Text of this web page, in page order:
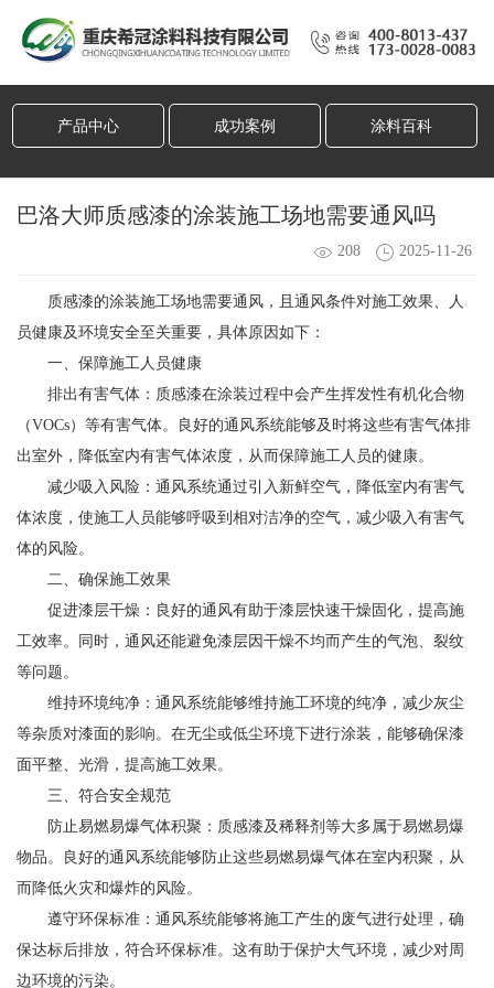
产品中心 成功案例 涂料百科
巴洛大师质感漆的涂装施工场地需要通风吗
208 2025-11-26
质感漆的涂装施工场地需要通风，且通风条件对施工效果、人
员健康及环境安全至关重要，具体原因如下：
一、保障施工人员健康
排出有害气体：质感漆在涂装过程中会产生挥发性有机化合物
（VOCs）等有害气体。良好的通风系统能够及时将这些有害气体排
出室外，降低室内有害气体浓度，从而保障施工人员的健康。
减少吸入风险：通风系统通过引入新鲜空气，降低室内有害气
体浓度，使施工人员能够呼吸到相对洁净的空气，减少吸入有害气
体的风险。
二、确保施工效果
促进漆层干燥：良好的通风有助于漆层快速干燥固化，提高施
工效率。同时，通风还能避免漆层因干燥不均而产生的气泡、裂纹
等问题。
维持环境纯净：通风系统能够维持施工环境的纯净，减少灰尘
等杂质对漆面的影响。在无尘或低尘环境下进行涂装，能够确保漆
面平整、光滑，提高施工效果。
三、符合安全规范
防止易燃易爆气体积聚：质感漆及稀释剂等大多属于易燃易爆
物品。良好的通风系统能够防止这些易燃易爆气体在室内积聚，从
而降低火灾和爆炸的风险。
遵守环保标准：通风系统能够将施工产生的废气进行处理，确
保达标后排放，符合环保标准。这有助于保护大气环境，减少对周
边环境的污染。